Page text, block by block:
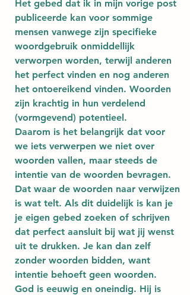
Het gebed dat ik in mijn vorige post
publiceerde kan voor sommige
mensen vanwege zijn specifieke
woordgebruik onmiddellijk
verworpen worden, terwijl anderen
het perfect vinden en nog anderen
het ontoereikend vinden. Woorden
zijn krachtig in hun verdelend
(vormgevend) potentieel.
Daarom is het belangrijk dat voor
we iets verwerpen we niet over
woorden vallen, maar steeds de
intentie van de woorden bevragen.
Dat waar de woorden naar verwijzen
is wat telt. Als dit duidelijk is kan je
je eigen gebed zoeken of schrijven
dat perfect aansluit bij wat jij wenst
uit te drukken. Je kan dan zelf
zonder woorden bidden, want
intentie behoeft geen woorden.
God is eeuwig en oneindig. Hij is